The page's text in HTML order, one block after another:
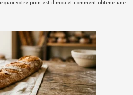
votre pain est-il mou et comment obtenir une